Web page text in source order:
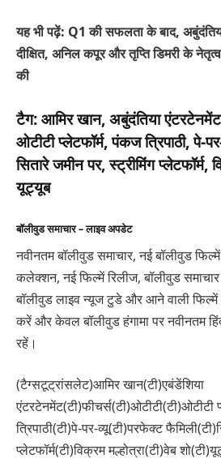
यह भी पढ़ें: Q1 की सफलता के बाद,
दीक्षित, अनिल कपूर और तृप्ति डिमरी के
की
टैग:आमिर खान, अबुंदंतिया
ओटीटी प्लेटफॉर्म, पंकज त्रिपाठी, पे-
सितारे जमीन पर, स्ट्रीमिंग प्लेटफॉर्म,
यूट्यूब
बॉलीवुड समाचार – लाइव अपडेट
नवीनतम बॉलीवुड समाचार, नई बॉलीवुड
कलेक्शन, नई फिल्में रिलीज, बॉलीवुड समाचार
बॉलीवुड लाइव न्यूज टुडे और आने वाली
करें और केवल बॉलीवुड हंगामा पर नवीनतम
रहें।
(टैग्सटूट्रांसलेट)आमिर खान(टी)एबंडेंशिया
एंटरटेनमेंट(टी)फीचर्स(टी)ओटीटी(टी)ओटीटी
त्रिपाठी(टी)पे-पर-व्यू(टी)परफेक्ट
प्लेटफॉर्म(टी)विक्रम मल्होत्रा(टी)वेब